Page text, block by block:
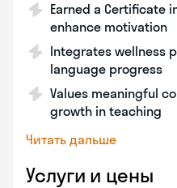
Earned a Certificate
enhance motivation
Integrates wellness
language progress
Values meaningful
growth in teaching
Читать дальше
Услуги и цены